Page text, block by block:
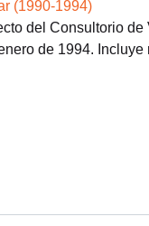
(1990-1994)
del Consultorio
de 1994.